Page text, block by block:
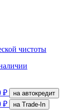
чистоты
₽ на автокредит
₽
на Trade-In